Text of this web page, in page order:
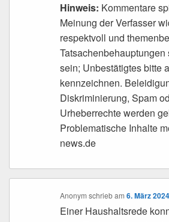
Hinweis: Kommentare
Meinung der Verfasser
respektvoll und
sein; Unbestätigtes bitte
kennzeichnen.
Diskriminierung, Spam
Urheberrechte werden
Problematische Inhalte
news.de
Anonym schriebam6. März
Einer Haushaltsrede